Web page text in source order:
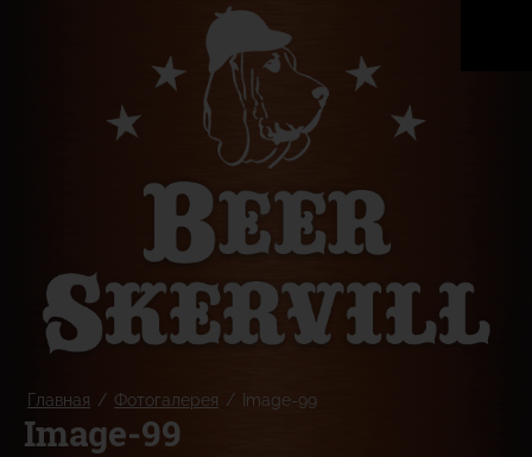
Главная / Фотогалерея / Image-99
Image-99